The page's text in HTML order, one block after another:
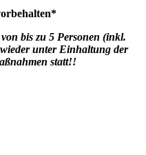
bis zu 5 Personen (inkl.
unter Einhaltung der
statt!!